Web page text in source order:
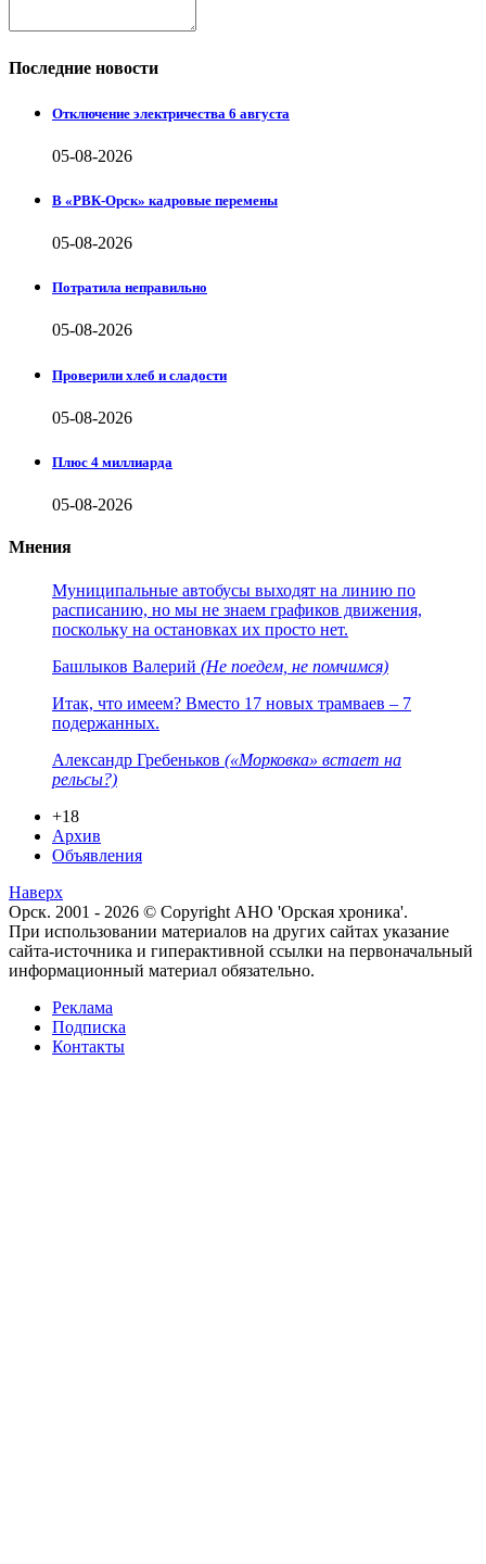
Последние новости
Отключение электричества 6 августа
05-08-2026
В «РВК-Орск» кадровые перемены
05-08-2026
Потратила неправильно
05-08-2026
Проверили хлеб и сладости
05-08-2026
Плюс 4 миллиарда
05-08-2026
Мнения
Муниципальные автобусы выходят на линию по
расписанию, но мы не знаем графиков движения,
поскольку на остановках их просто нет.
Башлыков Валерий (Не поедем, не помчимся)
Итак, что имеем? Вместо 17 новых трамваев – 7
подержанных.
Александр Гребеньков («Морковка» встает на
рельсы?)
+18
Архив
Объявления
Наверх
Орск. 2001 - 2026 © Copyright АНО 'Орская хроника'.
При использовании материалов на других сайтах указание
сайта-источника и гиперактивной ссылки на первоначальный
информационный материал обязательно.
Реклама
Подписка
Контакты